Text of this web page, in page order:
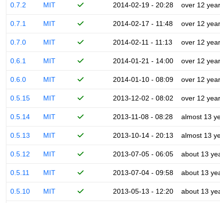
0.7.2 MIT 2014-02-19 - 20:28 over 12
0.7.1 MIT 2014-02-17 - 11:48 over 12
0.7.0 MIT 2014-02-11 - 11:13 over 12
0.6.1 MIT 2014-01-21 - 14:00 over 12
0.6.0 MIT 2014-01-10 - 08:09 over 12
0.5.15 MIT 2013-12-02 - 08:02 over 12
0.5.14 MIT 2013-11-08 - 08:28 almost 13
0.5.13 MIT 2013-10-14 - 20:13 almost 13
0.5.12 MIT 2013-07-05 - 06:05 about 13
0.5.11 MIT 2013-07-04 - 09:58 about 13
0.5.10 MIT 2013-05-13 - 12:20 about 13